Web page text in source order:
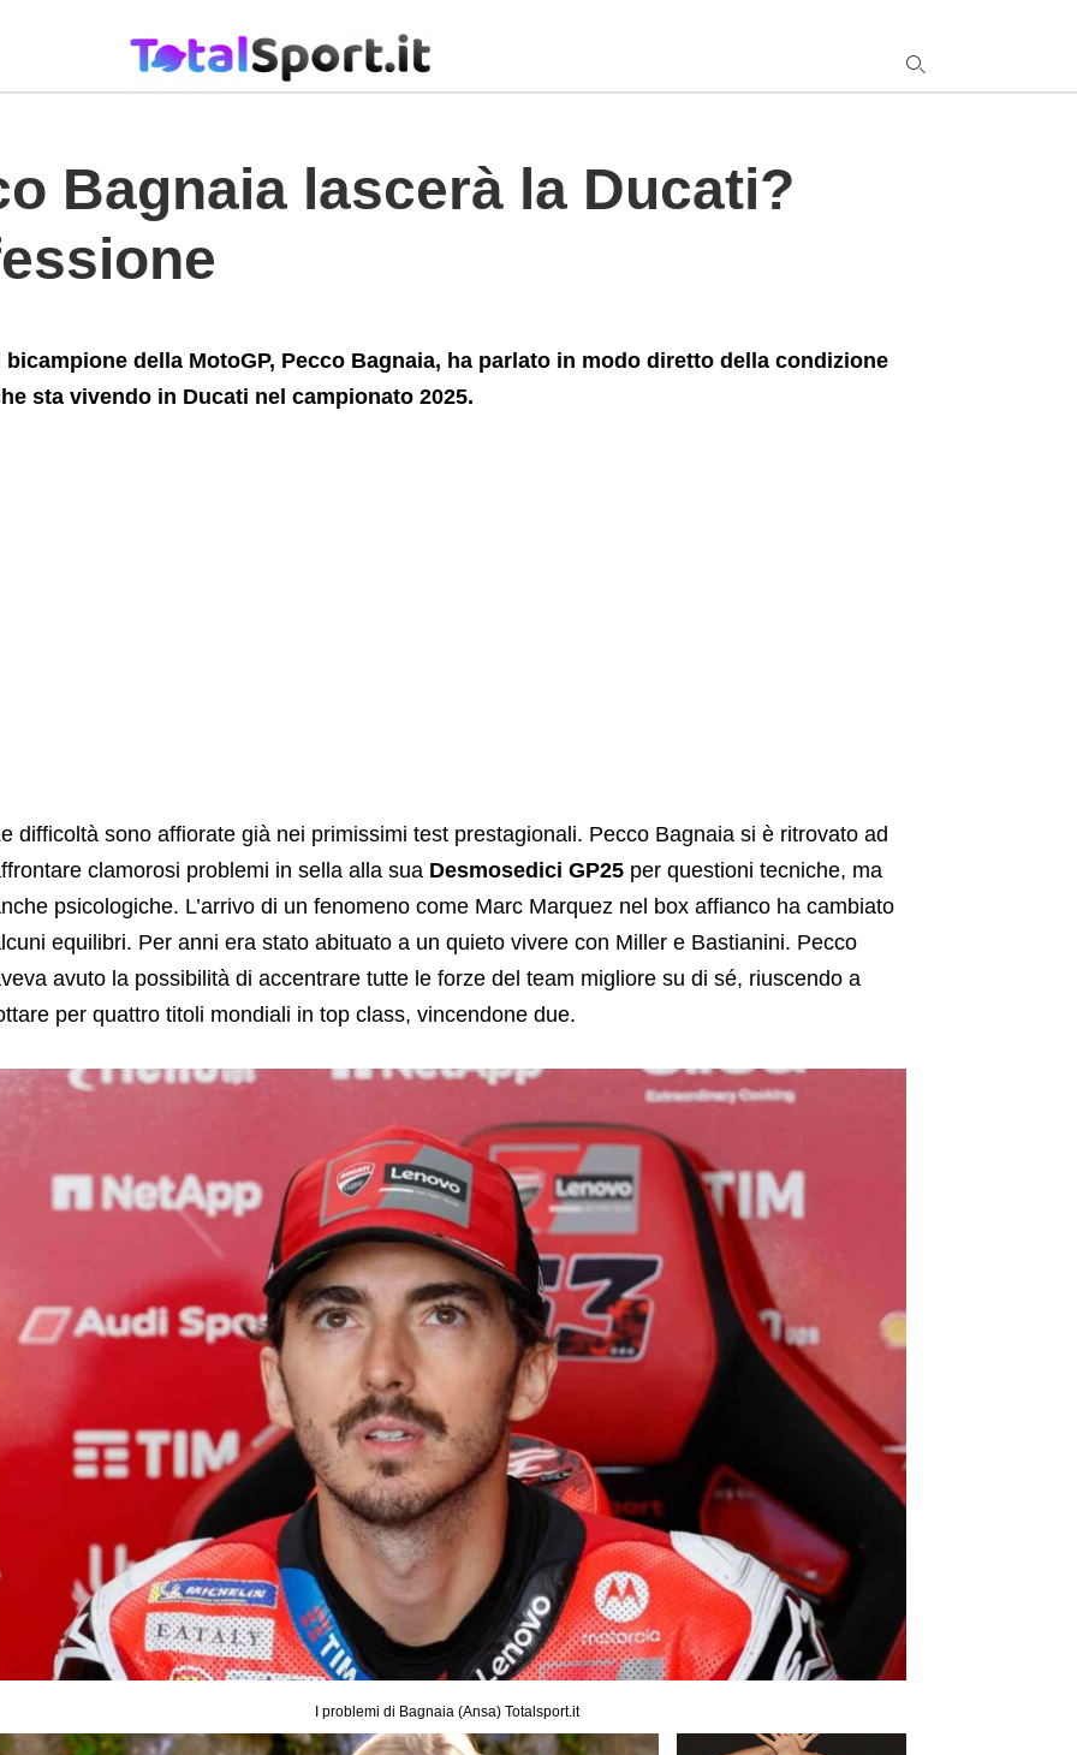
Bagnaia lascerà la Ducati?
bicampione della MotoGP, Pecco Bagnaia, ha parlato in modo diretto della condizione
sta vivendo in Ducati nel campionato 2025.
difficoltà sono affiorate già nei primissimi test prestagionali. Pecco Bagnaia si è ritrovato ad
clamorosi problemi in sella alla sua Desmosedici GP25per questioni tecniche, ma
psicologiche. L’arrivo di un fenomeno come Marc Marquez nel box affianco ha cambiato
equilibri. Per anni era stato abituato a un quieto vivere con Miller e Bastianini. Pecco
avuto la possibilità di accentrare tutte le forze del team migliore su di sé, riuscendo a
per quattro titoli mondiali in top class, vincendone due.
I problemi di Bagnaia (Ansa) Totalsport.it